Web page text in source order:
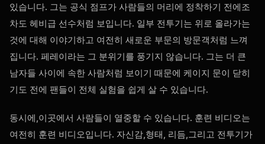
있습니다. 그는 공식 점프가 사람들의 머리에 정착하기 전에조
차도 헤비급 선수처럼 보입니다. 일부 전투기는 위로 올라가는
것에 대해 이야기하고 여전히 새로운 부문의 방문객처럼 느껴
집니다. 페레이라는 그 분위기를 풍기지 않습니다. 그는 더 큰
남자들 사이에 속한 사람처럼 보이기 때문에 케이지 문이 닫히
기도 전에 팬들이 전체 실험을 쉽게 살 수 있습니다.
동시에,이곳에서 사람들이 열중할 수 있습니다. 훈련 비디오는
여전히 훈련 비디오입니다. 자신감,형태, 리듬,그리고 전투기가